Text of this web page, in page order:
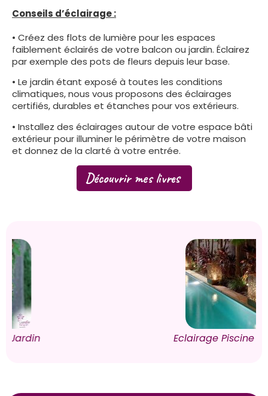
Conseils d’éclairage :
• Créez des flots de lumière pour les espaces
faiblement éclairés de votre balcon ou jardin. Éclairez
par exemple des pots de fleurs depuis leur base.
• Le jardin étant exposé à toutes les conditions
climatiques, nous vous proposons des éclairages
certifiés, durables et étanches pour vos extérieurs.
• Installez des éclairages autour de votre espace bâti
extérieur pour illuminer le périmètre de votre maison
et donnez de la clarté à votre entrée.
Découvrir mes livres
Eclairage Piscine Jardin